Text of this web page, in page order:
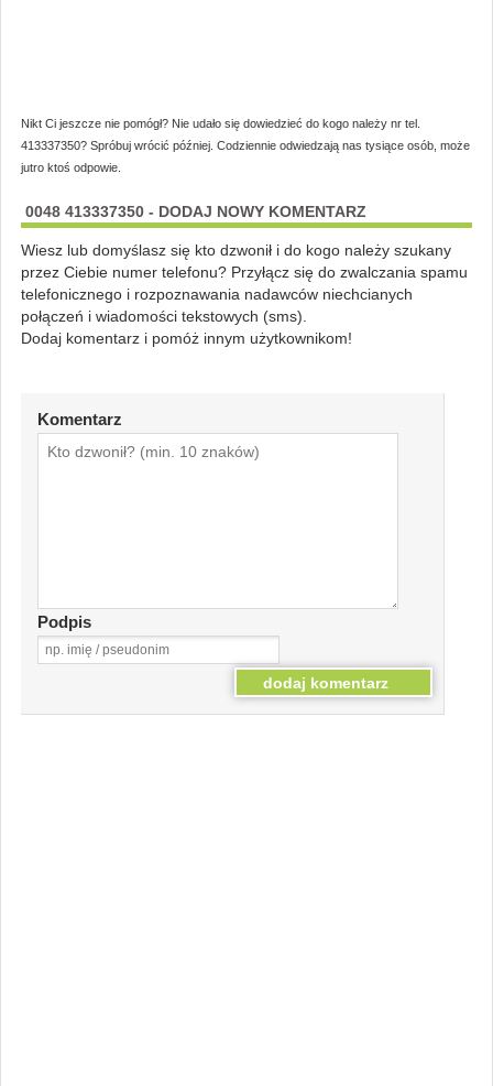
Nikt Ci jeszcze nie pomógł? Nie udało się dowiedzieć do kogo należy nr tel.
413337350? Spróbuj wrócić później. Codziennie odwiedzają nas tysiące osób, może
jutro ktoś odpowie.
0048 413337350 - DODAJ NOWY KOMENTARZ
Wiesz lub domyślasz się kto dzwonił i do kogo należy szukany
przez Ciebie numer telefonu? Przyłącz się do zwalczania spamu
telefonicznego i rozpoznawania nadawców niechcianych
połączeń i wiadomości tekstowych (sms).
Dodaj komentarz i pomóż innym użytkownikom!
Komentarz
Podpis